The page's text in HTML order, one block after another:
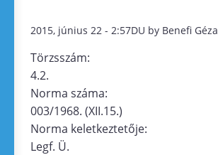
2015, június 22 - 2:57DU by Benefi Géza
Törzsszám:
4.2.
Norma száma:
003/1968. (XII.15.)
Norma keletkeztetője:
Legf. Ü.